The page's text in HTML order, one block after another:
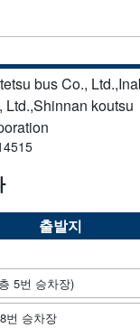
bus Co.,
Ltd.,Shinnan koutsu
출발지
5번 승차장)
번 승차장